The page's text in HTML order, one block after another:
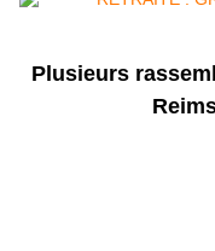
Plusieurs